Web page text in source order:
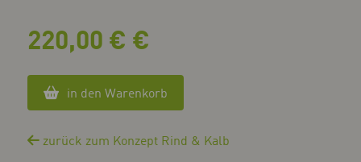
220,00 € €
in den Warenkorb
zurück zum Konzept Rind & Kalb